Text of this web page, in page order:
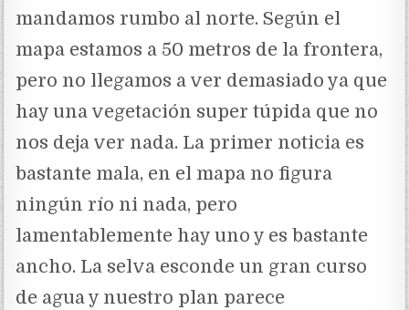
mandamos rumbo al norte. Según el
mapa estamos a 50 metros de la frontera,
pero no llegamos a ver demasiado ya que
hay una vegetación super túpida que no
nos deja ver nada. La primer noticia es
bastante mala, en el mapa no figura
ningún río ni nada, pero
lamentablemente hay uno y es bastante
ancho. La selva esconde un gran curso
de agua y nuestro plan parece